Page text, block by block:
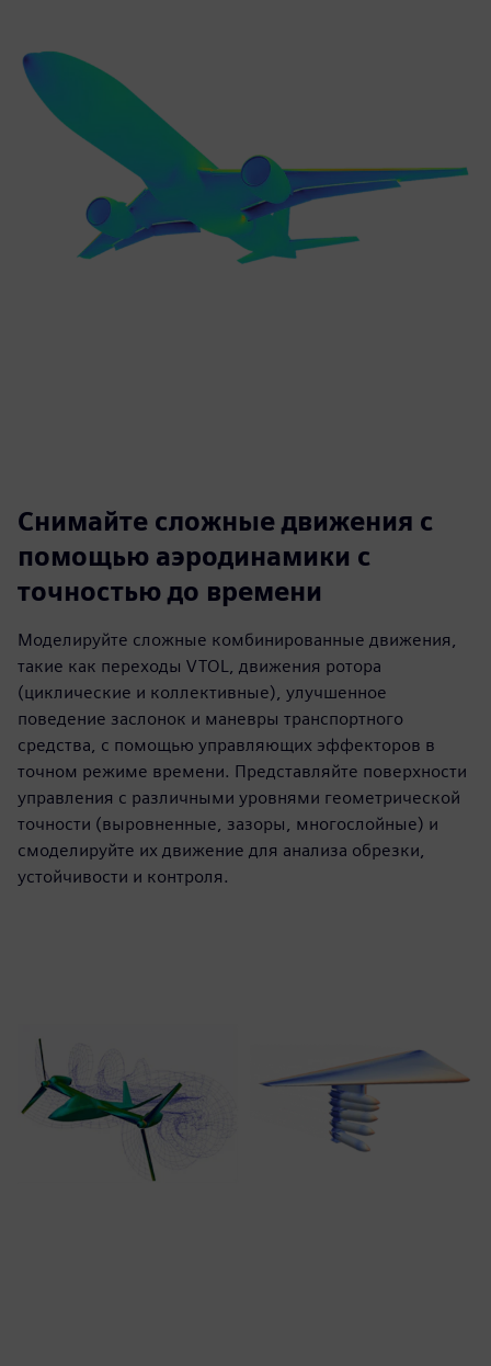
Снимайте сложные движения с
помощью аэродинамики с
точностью до времени
Моделируйте сложные комбинированные движения,
такие как переходы VTOL, движения ротора
(циклические и коллективные), улучшенное
поведение заслонок и маневры транспортного
средства, с помощью управляющих эффекторов в
точном режиме времени. Представляйте поверхности
управления с различными уровнями геометрической
точности (выровненные, зазоры, многослойные) и
смоделируйте их движение для анализа обрезки,
устойчивости и контроля.